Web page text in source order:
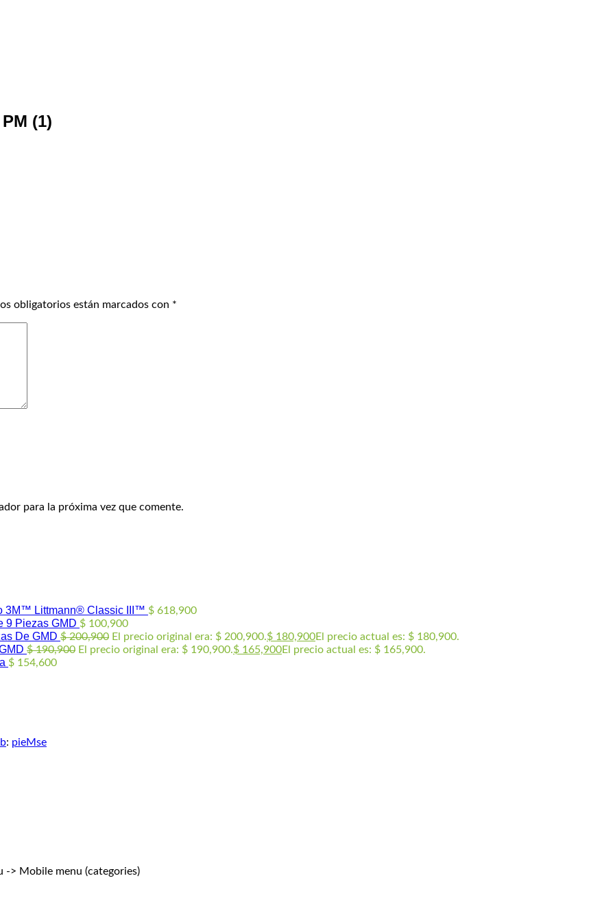
(1)
obligatorios están marcados con *
para la próxima vez que comente.
3M™ Littmann® Classic III™ $ 618,900
9 Piezas GMD $ 100,900
De GMD $200,900 El precio original era: $ 200,900.$ 180,900El precio actual es: $ 180,900.
$190,900 El precio original era: $ 190,900.$ 165,900El precio actual es: $ 165,900.
$ 154,600
: pieMse
-> Mobile menu (categories)